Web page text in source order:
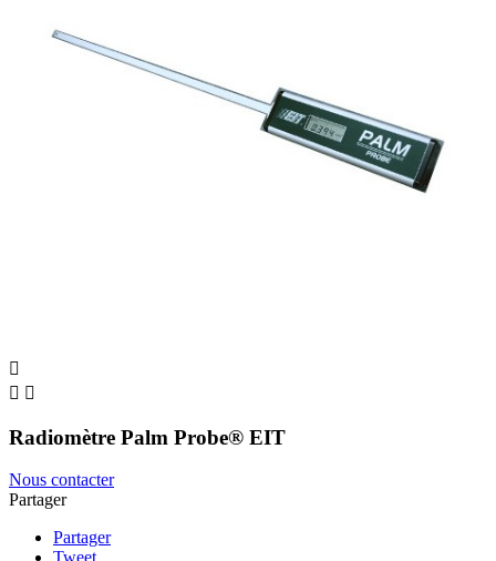

 
Radiomètre Palm Probe® EIT
Nous contacter
Partager
Partager